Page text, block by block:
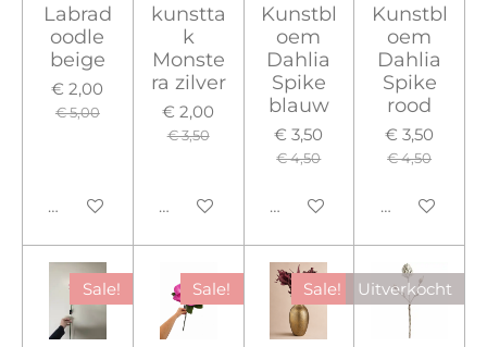
Labrad
oodle
beige
€ 2,00
€ 5,00
In winkelwagen
kunstta
k
Monste
ra zilver
€ 2,00
€ 3,50
In winkelwagen
Kunstbl
oem
Dahlia
Spike
blauw
€ 3,50
€ 4,50
In winkelwagen
Kunstbl
oem
Dahlia
Spike
rood
€ 3,50
€ 4,50
In
Sale! Sale! Sale! Uitverkocht